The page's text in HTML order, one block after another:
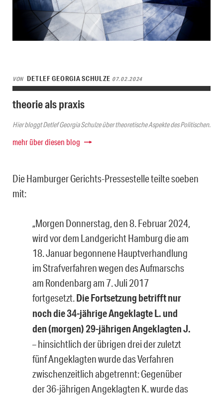
VON DETLEF GEORGIA SCHULZE 07.02.2024
theorie als praxis
Hier bloggt Detlef Georgia Schulze über theoretische Aspekte des Politischen.
mehr über diesen blog
Die Hamburger Gerichts-Pressestelle teilte soeben
mit:
„Morgen Donnerstag, den 8. Februar 2024,
wird vor dem Landgericht Hamburg die am
18. Januar begonnene Hauptverhandlung
im Strafverfahren wegen des Auf­marschs
am Rondenbarg am 7. Juli 2017
fortgesetzt.Die Fortsetzung betrifft nur
noch die 34-jährige Angeklagte L. und
den (morgen) 29-jährigen Angeklagten J.
– hinsichtlich der übrigen drei der zuletzt
fünf Angeklagten wurde das Verfahren
zwischenzeitlich abgetrennt: Gegenüber
der 36-jährigen Angeklagten K. wurde das